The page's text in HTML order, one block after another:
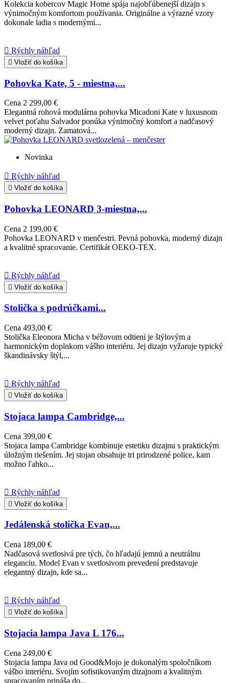
Kolekcia kobercov Magic Home spája najobľúbenejší dizajn s
výnimočným komfortom používania. Originálne a výrazné vzory
dokonale ladia s modernými...
 Rýchly náhľad
 Vložiť do košíka
Pohovka Kate, 5 - miestna,...
Cena 2 299,00 €
Elegantná rohová modulárna pohovka Micadoni Kate v luxusnom
velvet poťahu Salvador ponúka výnimočný komfort a nadčasový
moderný dizajn. Zamatová...
Novinka
 Rýchly náhľad
 Vložiť do košíka
Pohovka LEONARD 3-miestna,...
Cena 2 199,00 €
Pohovka LEONARD v menčestri. Pevná pohovka, moderný dizajn
a kvalitné spracovanie. Certifikát OEKO-TEX.
 Rýchly náhľad
 Vložiť do košíka
Stolička s podrúčkami...
Cena 493,00 €
Stolička Eleonora Micha v béžovom odtieni je štýlovým a
harmonickým doplnkom vášho interiéru. Jej dizajn vyžaruje typický
škandinávsky štýl,...
 Rýchly náhľad
 Vložiť do košíka
Stojaca lampa Cambridge,...
Cena 399,00 €
Stojaca lampa Cambridge kombinuje estetiku dizajnu s praktickým
úložným riešením. Jej stojan obsahuje tri prirodzené police, kam
možno ľahko...
 Rýchly náhľad
 Vložiť do košíka
Jedálenská stolička Evan,...
Cena 189,00 €
Nadčasová svetlosivá pre tých, čo hľadajú jemnú a neutrálnu
eleganciu. Model Evan v svetlosivom prevedení predstavuje
elegantný dizajn, kde sa...
 Rýchly náhľad
 Vložiť do košíka
Stojacia lampa Java L 176...
Cena 249,00 €
Stojacia lampa Java od Good&Mojo je dokonalým spoločníkom
vášho interiéru. Svojím sofistikovaným dizajnom a kvalitným
spracovaním prináša do...